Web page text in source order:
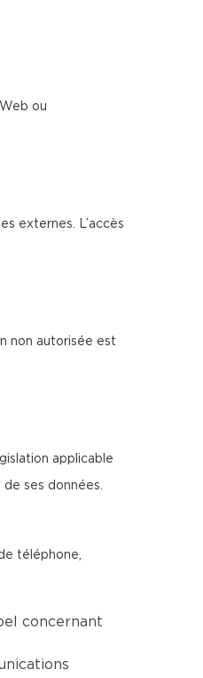
ou
externes. L’accès
non autorisée est
applicable
ses données.
téléphone,
concernant